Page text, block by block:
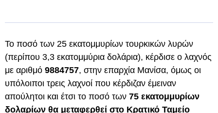
Το ποσό των 25 εκατομμυρίων τουρκικών λυρών
(περίπου 3,3 εκατομμύρια δολάρια), κέρδισε ο λαχνός
με αριθμό 9884757, στην επαρχία Μανίσα, όμως οι
υπόλοιποι τρεις λαχνοί που κέρδιζαν έμειναν
απούλητοι και έτσι το ποσό των 75 εκατομμυρίων
δολαρίων θα μεταφερθεί στο Κρατικό Ταμείο